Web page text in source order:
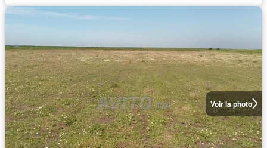
Voir la photo